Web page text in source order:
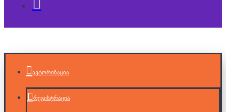
ავტორიზაცია
რეგისტრაცია